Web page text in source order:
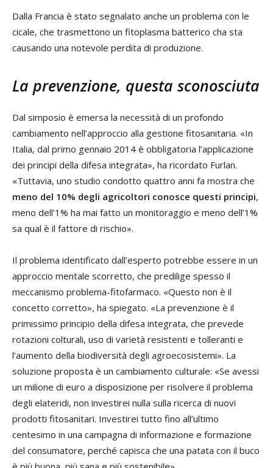
Dalla Francia è stato segnalato anche un problema con le
cicale, che trasmettono un fitoplasma batterico cha sta
causando una notevole perdita di produzione.
La prevenzione, questa sconosciuta
Dal simposio è emersa la necessità di un profondo
cambiamento nell’approccio alla gestione fitosanitaria. «In
Italia, dal primo gennaio 2014 è obbligatoria l’applicazione
dei principi della difesa integrata», ha ricordato Furlan.
«Tuttavia, uno studio condotto quattro anni fa mostra che
meno del 10% degli agricoltori conosce questi principi,
meno dell’1% ha mai fatto un monitoraggio e meno dell’1%
sa qual è il fattore di rischio».
Il problema identificato dall’esperto potrebbe essere in un
approccio mentale scorretto, che predilige spesso il
meccanismo problema-fitofarmaco. «Questo non è il
concetto corretto», ha spiegato. «La prevenzione è il
primissimo principio della difesa integrata, che prevede
rotazioni colturali, uso di varietà resistenti e tolleranti e
l’aumento della biodiversità degli agroecosistemi». La
soluzione proposta è un cambiamento culturale: «Se avessi
un milione di euro a disposizione per risolvere il problema
degli elateridi, non investirei nulla sulla ricerca di nuovi
prodotti fitosanitari. Investirei tutto fino all’ultimo
centesimo in una campagna di informazione e formazione
del consumatore, perché capisca che una patata con il buco